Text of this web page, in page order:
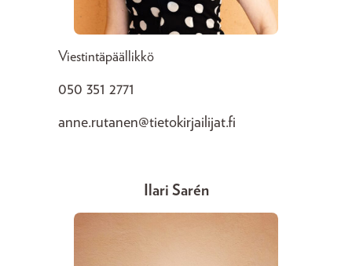
Viestintäpäällikkö
050 351 2771
anne.rutanen@tietokirjailijat.fi
Ilari Sarén